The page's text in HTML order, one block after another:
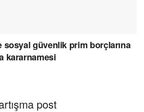
sosyal güvenlik prim borçlarına
kararnamesi
post